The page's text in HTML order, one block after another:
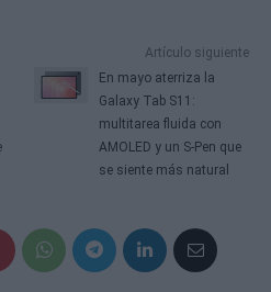
Artículo siguiente
En mayo aterriza la
Galaxy Tab S11:
multitarea fluida con
AMOLED y un S‑Pen que
se siente más natural